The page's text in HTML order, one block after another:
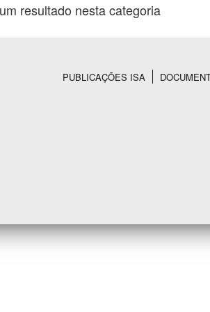
resultado nesta categoria
PUBLICAÇÕES ISA